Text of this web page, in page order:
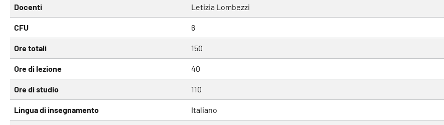
Docenti Letizia Lombezzi
CFU 6
Ore totali 150
Ore di lezione 40
Ore di studio 110
Lingua di insegnamento Italiano